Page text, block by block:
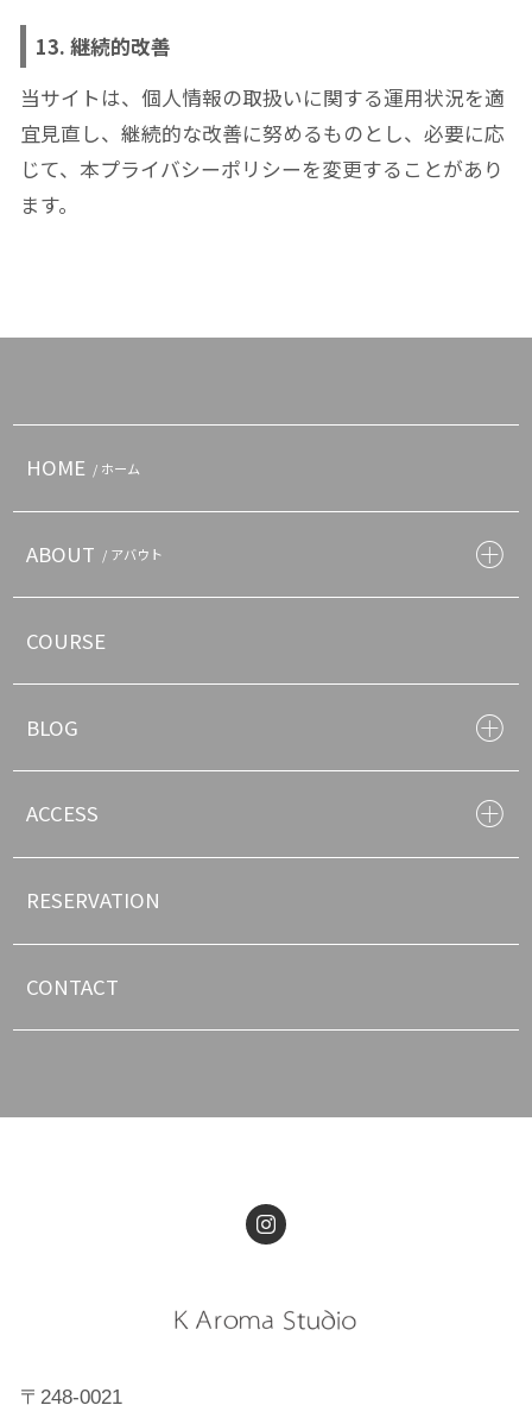
13. 継続的改善
当サイトは、個人情報の取扱いに関する運用状況を適
宜見直し、継続的な改善に努めるものとし、必要に応
じて、本プライバシーポリシーを変更することがあり
ます。
HOME / ホーム
ABOUT / アバウト
COURSE
BLOG
ACCESS
RESERVATION
CONTACT
〒248-0021